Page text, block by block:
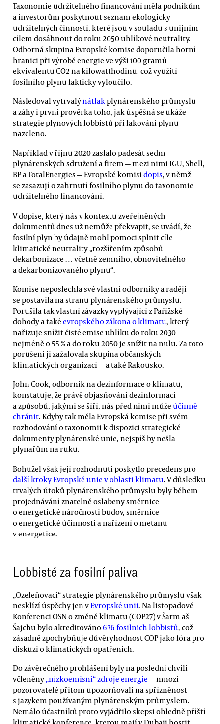
Taxonomie udržitelného financování měla podnikům
a investorům poskytnout seznam ekologicky
udržitelných činností, které jsou v souladu s unijním
cílem dosáhnout do roku 2050 uhlíkové neutrality.
Odborná skupina Evropské komise doporučila horní
hranici při výrobě energie ve výši 100 gramů
ekvivalentu CO2 na kilowatthodinu, což využití
fosilního plynu fakticky vyloučilo.
Následoval vytrvalýnátlakplynárenského průmyslu
a záhy i první prověrka toho, jak úspěšná se ukáže
strategie plynových lobbistů při lakování plynu
nazeleno.
Například v říjnu 2020 zaslalo padesát sedm
plynárenských sdružení a firem — mezi nimi IGU, Shell,
BP a TotalEnergies — Evropské komisidopis, v němž
se zasazují o zahrnutí fosilního plynu do taxonomie
udržitelného financování.
V dopise, který nás v kontextu zveřejněných
dokumentů dnes už nemůže překvapit, se uvádí, že
fosilní plyn by údajně mohl pomoci splnit cíle
klimatické neutrality „rozšířením způsobů
dekarbonizace … včetně zemního, obnovitelného
a dekarbonizovaného plynu“.
Komise neposlechla své vlastní odborníky a raději
se postavila na stranu plynárenského průmyslu.
Porušila tak vlastní závazky vyplývající z Pařížské
dohody a také evropského zákona o klimatu, který
nařizuje snížit čisté emise uhlíku do roku 2030
nejméně o 55 % a do roku 2050 je snížit na nulu. Za toto
porušení ji zažalovala skupina občanských
klimatických organizací — a také Rakousko.
John Cook, odborník na dezinformace o klimatu,
konstatuje, že právě objasňování dezinformací
a způsobů, jakými se šíří, nás před nimi může účinně
chránit. Kdyby tak měla Evropská komise při svém
rozhodování o taxonomii k dispozici strategické
dokumenty plynárenské unie, nejspíš by nešla
plynařům na ruku.
Bohužel však její rozhodnutí poskytlo precedens pro
další kroky Evropské unie v oblasti klimatu. V důsledku
trvalých útoků plynárenského průmyslu byly během
projednávání znatelně oslabeny směrnice
o energetické náročnosti budov, směrnice
o energetické účinnosti a nařízení o metanu
v energetice.
Lobbisté za fosilní paliva
„Ozeleňovací“ strategie plynárenského průmyslu však
nesklízí úspěchy jen vEvropské unii. Na listopadové
Konferenci OSN o změně klimatu (COP27) v Šarm aš
Šajchu bylo akreditováno 636 fosilních lobbistů, což
zásadně zpochybňuje důvěryhodnost COP jako fóra pro
diskuzi o klimatických opatřeních.
Do závěrečného prohlášení byly na poslední chvíli
včleněny„nízkoemisní“ zdroje energie — mnozí
pozorovatelé přitom upozorňovali na spřízněnost
s jazykem používaným plynárenským průmyslem.
Nemálo účastníků proto vyjádřilo skepsi ohledně příští